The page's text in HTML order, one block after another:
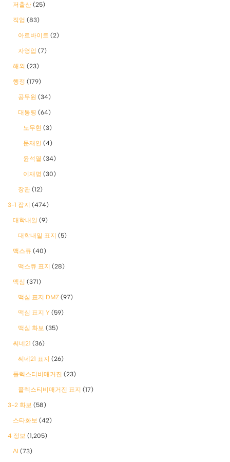
저출산 (25)
직업 (83)
아르바이트 (2)
자영업 (7)
해외 (23)
행정 (179)
공무원 (34)
대통령 (64)
노무현 (3)
문재인 (4)
윤석열 (34)
이재명 (30)
장관 (12)
3-1 잡지 (474)
대학내일 (9)
대학내일 표지 (5)
맥스큐 (40)
맥스큐 표지 (28)
맥심 (371)
맥심 표지 DMZ (97)
맥심 표지 Y (59)
맥심 화보 (35)
씨네21 (36)
씨네21 표지 (26)
플렉스티비매거진 (23)
플렉스티비매거진 표지 (17)
3-2 화보 (58)
스타화보 (42)
4 정보 (1,205)
AI (73)